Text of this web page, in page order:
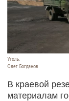
Уголь.
Олег Богданов
В краевой
материалам